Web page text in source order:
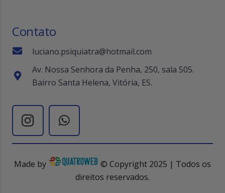
Contato
luciano.psiquiatra@hotmail.com
Av. Nossa Senhora da Penha, 250, sala 505.
Bairro Santa Helena, Vitória, ES.
Made by
© Copyright 2025 | Todos os
direitos reservados.